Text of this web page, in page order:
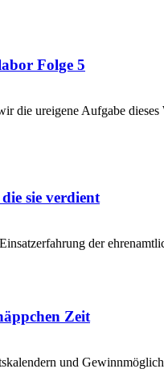
Folge 5
ureigene Aufgabe
sie verdient
der
Zeit
und